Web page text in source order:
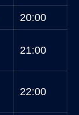
20:00
21:00
22:00